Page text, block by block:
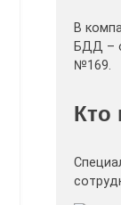
В
БДД –
№169.
Кто